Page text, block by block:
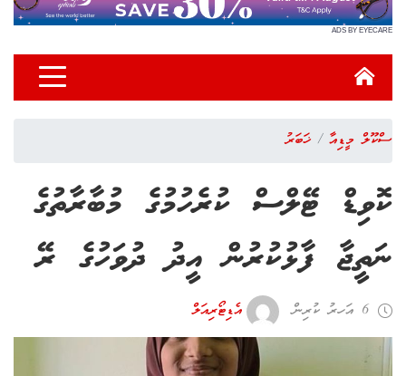
ADS BY EYECARE
ސްކޫލް މީޑިއާ ޚަބަރު
ކޮވިޑް ޓޭލްސް ކުރެހުމުގެ މުބާރާތުގެ
ނަތީޖާ ފާޅުކުރުން އީދު ދުވަހުގެ ރޭ
6 އަހރު ކުރިން އެޑިޓޯރިއަލް